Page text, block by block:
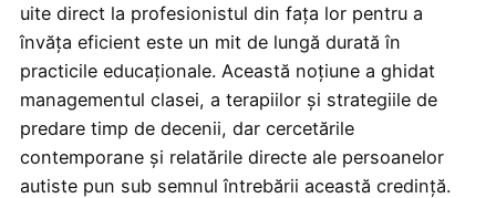
uite direct la profesionistul din fața lor pentru a
învăța eficient este un mit de lungă durată în
practicile educaționale. Această noțiune a ghidat
managementul clasei, a terapiilor și strategiile de
predare timp de decenii, dar cercetările
contemporane și relatările directe ale persoanelor
autiste pun sub semnul întrebării această credință.